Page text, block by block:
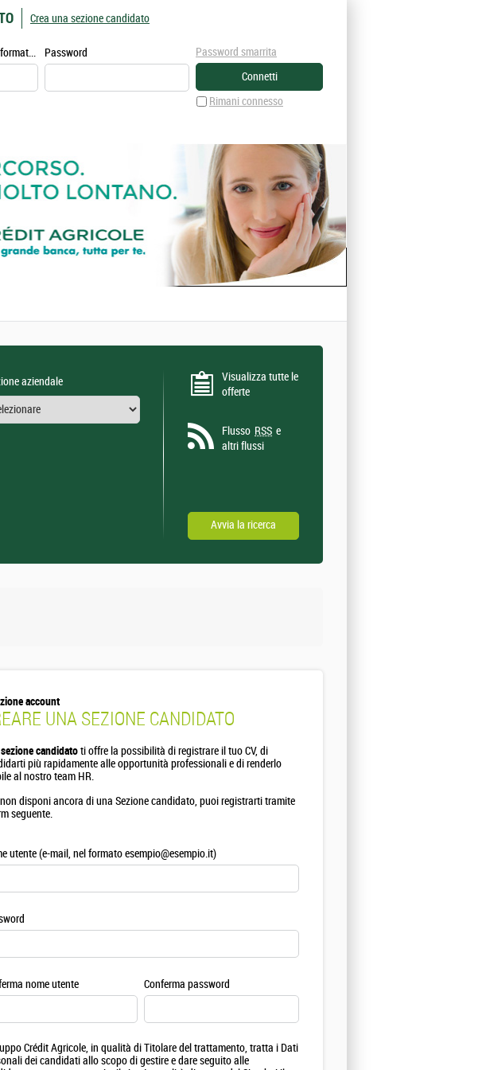
Nome utente (e-mail, nel formato esempio@esempio.it) Password
Rimani connesso
Password smarrita
Crea una sezione candidato
aziendale
Visualizza tutte le
offerte
Flusso RSS e
altri flussi
UNA SEZIONE CANDIDATO
sezione candidatoti offre la possibilità di registrare il tuo CV, di
più rapidamente alle opportunità professionali e di renderlo
al nostro team HR.
disponi ancora di una Sezione candidato, puoi registrarti tramite
seguente.
account
utente (e-mail, nel formato esempio@esempio.it)
nome utente Conferma password
Crédit Agricole, in qualità di Titolare del trattamento, tratta i Dati
dei candidati allo scopo di gestire e dare seguito alle